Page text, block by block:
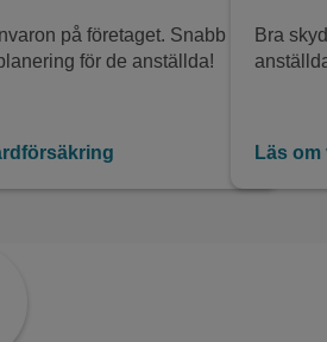
på företaget. Snabb
för de anställda!
Bra
Läs